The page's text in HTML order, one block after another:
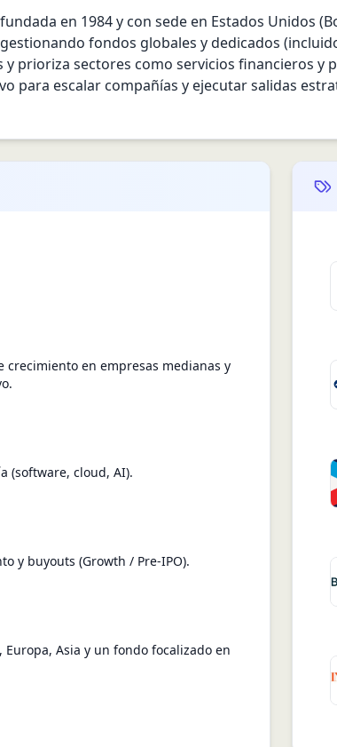
en 1984 y con sede en Estados Unidos
fondos globales y dedicados
y prioriza sectores como servicios financieros y
para escalar compañías y ejecutar salidas
en empresas medianas y
(software, cloud, AI).
y buyouts (Growth / Pre-IPO).
Asia y un fondo focalizado en